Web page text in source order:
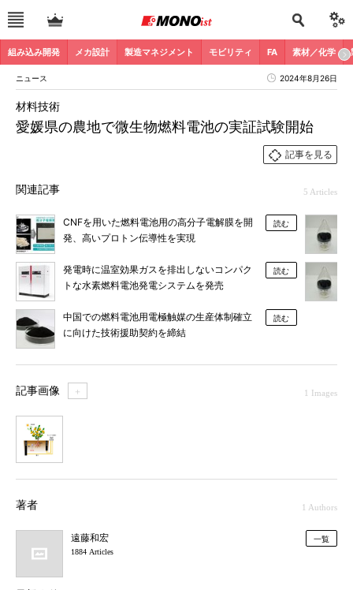
組み込み開発 メカ設計 製造マネジメント モビリティ FA 素材／化学
ニュース 2024年8月26日
愛媛県の農地で微生物燃料電池の実証試験開始
材料技術
記事を見る
関連記事 5 Articles
CNFを用いた燃料電池用の高分子電解膜を開
発、高いプロトン伝導性を実現
読む
発電時に温室効果ガスを排出しないコンパク
トな水素燃料電池発電システムを発売
読む
中国での燃料電池用電極触媒の生産体制確立
に向けた技術援助契約を締結
読む
記事画像 ＋ 1 Images
著者 1 Authors
遠藤和宏
1884 Articles
一覧